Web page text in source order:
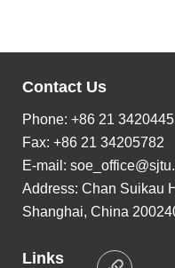
Contact Us
Phone: +86 21
Fax: +86 21 34205782
E-mail:
Address: Chan Suikau
Shanghai, China
Links